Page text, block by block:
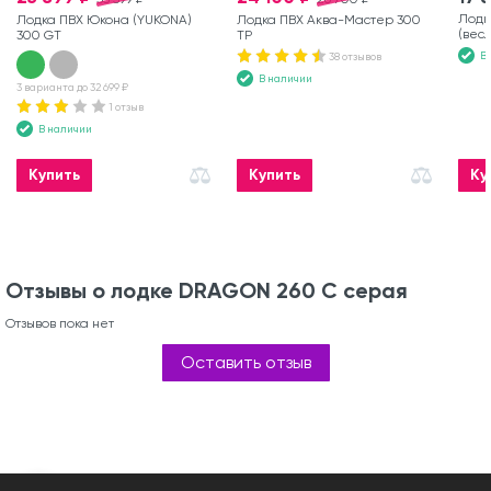
Лодка ПВХ Юкона (YUKONA)
300 GT
3 варианта до 32 699 ₽
1 отзыв
В наличии
Купить
Лодка ПВХ Аква-Мастер 300
ТР
38 отзывов
В наличии
Купить
В
Отзывы о лодке DRAGON 260 С серая
Отзывов пока нет
Оставить отзыв